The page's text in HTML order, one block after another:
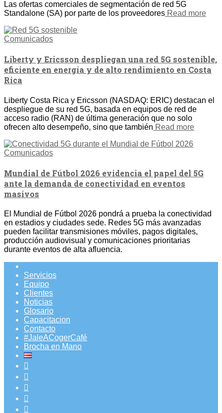
Las ofertas comerciales de segmentación de red 5G
Standalone (SA) por parte de los proveedores Read more
Comunicados
Liberty y Ericsson despliegan una red 5G sostenible,
eficiente en energía y de alto rendimiento en Costa
Rica
Liberty Costa Rica y Ericsson (NASDAQ: ERIC) destacan el
despliegue de su red 5G, basada en equipos de red de
acceso radio (RAN) de última generación que no solo
ofrecen alto desempeño, sino que también Read more
Comunicados
Mundial de Fútbol 2026 evidencia el papel del 5G
ante la demanda de conectividad en eventos
masivos
El Mundial de Fútbol 2026 pondrá a prueba la conectividad
en estadios y ciudades sede. Redes 5G más avanzadas
pueden facilitar transmisiones móviles, pagos digitales,
producción audiovisual y comunicaciones prioritarias
durante eventos de alta afluencia.
Servicios
Equipo
Clientes
Noticias
Glosario
Capacitacion
Contacto
#JaleACogerCafé
Brocha en Mano